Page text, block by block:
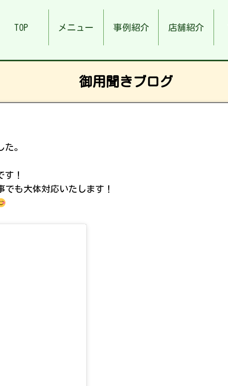
TOP メニュー 事例紹介 店舗紹介
御用聞きブログ
。
す！
も大体対応いたします！